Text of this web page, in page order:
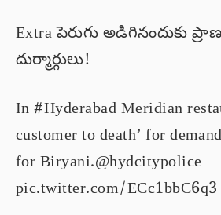
Extra పెరుగు అడిగినందుకు
దుర్మార్గులు!
In#HyderabadMeridian
customer to death’ for
for Biryani.@hydcitypolice
pic.twitter.com/ECc1bbC6q3